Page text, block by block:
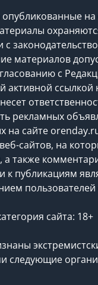
опубликованные на
с
материалов
с
активной ссылкой
рекламных
на сайте
сайтов, на
а также
к публикациям
пользователей
сайта: 18+
следующие